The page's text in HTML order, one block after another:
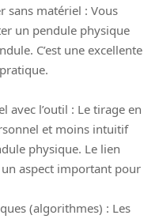
sans matériel : Vous
un pendule physique
C’est une excellente
avec l’outil : Le tirage en
et moins intuitif
physique. Le lien
un aspect important pour
(algorithmes) : Les